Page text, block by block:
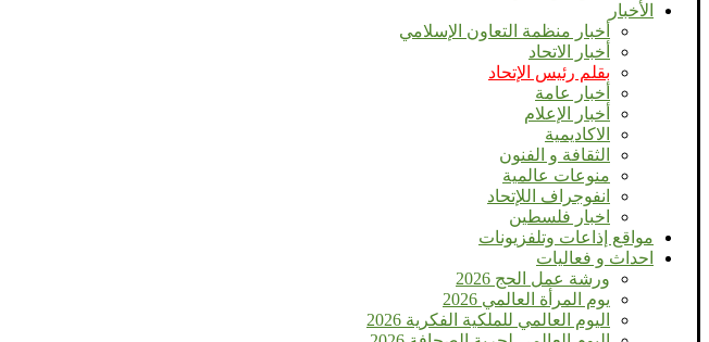
الأخبار
أخبار منظمة التعاون الإسلامي
أخبار الاتحاد
بقلم رئيس الإتحاد
أخبار عامة
أخبار الإعلام
الاكاديمية
الثقافة و الفنون
منوعات عالمية
انفوجراف اللإتحاد
اخبار فلسطين
مواقع إذاعات وتلفزيونات
احداث و فعاليات
ورشة عمل الحج 2026
يوم المرأة العالمي 2026
اليوم العالمي للملكية الفكرية 2026